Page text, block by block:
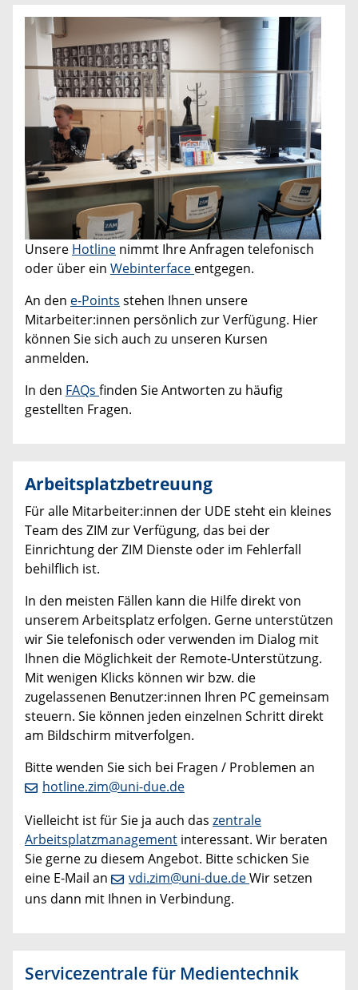
Unsere Hotline nimmt Ihre Anfragen telefonisch
oder über ein Webinterface entgegen.
An den e-Points stehen Ihnen unsere
Mitarbeiter:innen persönlich zur Verfügung. Hier
können Sie sich auch zu unseren Kursen
anmelden.
In den FAQs finden Sie Antworten zu häufig
gestellten Fragen.
Arbeitsplatzbetreuung
Für alle Mitarbeiter:innen der UDE steht ein kleines
Team des ZIM zur Verfügung, das bei der
Einrichtung der ZIM Dienste oder im Fehlerfall
behilflich ist.
In den meisten Fällen kann die Hilfe direkt von
unserem Arbeitsplatz erfolgen. Gerne unterstützen
wir Sie telefonisch oder verwenden im Dialog mit
Ihnen die Möglichkeit der Remote-Unterstützung.
Mit wenigen Klicks können wir bzw. die
zugelassenen Benutzer:innen Ihren PC gemeinsam
steuern. Sie können jeden einzelnen Schritt direkt
am Bildschirm mitverfolgen.
Bitte wenden Sie sich bei Fragen / Problemen an
hotline.zim@uni-due.de
Vielleicht ist für Sie ja auch das zentrale
Arbeitsplatzmanagement interessant. Wir beraten
Sie gerne zu diesem Angebot. Bitte schicken Sie
eine E-Mail an
vdi.zim@uni-due.deWir setzen
uns dann mit Ihnen in Verbindung.
Servicezentrale für Medientechnik